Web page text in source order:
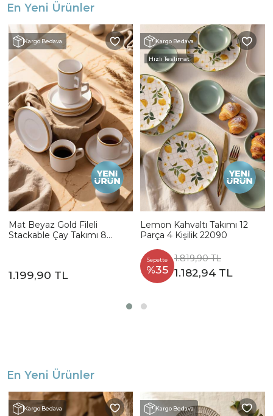
En Yeni Ürünler
Kargo Bedava
Mat Beyaz Gold Fileli
Stackable Çay Takımı 8
1.199,90 TL
Kargo Bedava
Hızlı Teslimat
Lemon Kahvaltı Takımı 12
Parça 4 Kişilik 22090
Sepette
%35
1.819,90 TL
1.182,94 TL
En Yeni Ürünler
Kargo Bedava Kargo Bedava